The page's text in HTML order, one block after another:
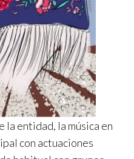
entidad, la música en
con actuaciones